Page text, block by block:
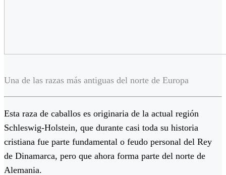
Una de las razas más antiguas del norte de Europa
Esta raza de caballos es originaria de la actual región
Schleswig-Holstein, que durante casi toda su historia
cristiana fue parte fundamental o feudo personal del Rey
de Dinamarca, pero que ahora forma parte del norte de
Alemania.